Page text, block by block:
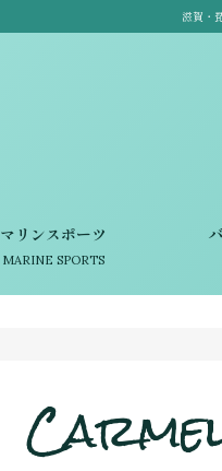
滋賀・
マリンスポーツ
MARINE SPORTS